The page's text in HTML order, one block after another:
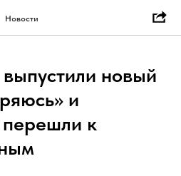
Новости
новый
и
перешли к